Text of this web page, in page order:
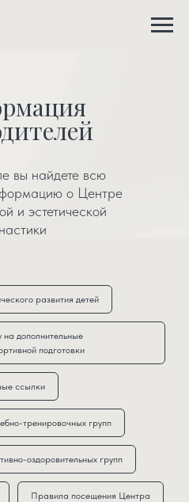
вы найдете всю
о Центре
и эстетической
развития детей
на дополнительные
подготовки
ссылки
тренировочных групп
оздоровительных групп
Правила посещения Центра